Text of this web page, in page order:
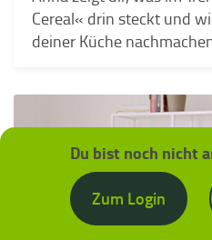
Cereal« drin steckt und
deiner Küche
Du bist noch nicht
Zum Login